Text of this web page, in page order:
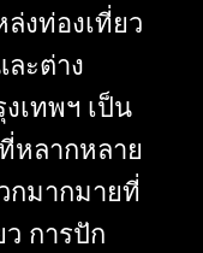
งท่องเที่ยว
ะต่าง
เทพฯ เป็น
หลากหลาย
กมากมายที่
การปัก